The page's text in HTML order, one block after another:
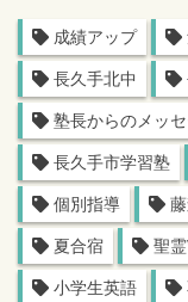
成績アップ
長久手北中
塾長からのメッ
長久手市学習塾
個別指導
夏合宿 聖
小学生英語